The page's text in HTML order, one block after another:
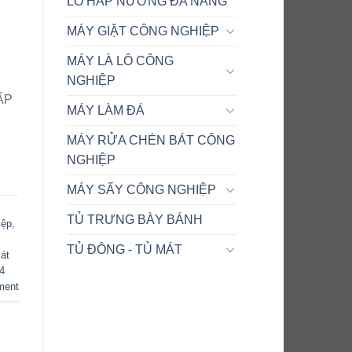
MÁY GIẶT CÔNG NGHIỆP
MÁY LÀ LÔ CÔNG
NGHIỆP
MÁY LÀM ĐÁ
MÁY RỬA CHÉN BÁT CÔNG
NGHIỆP
MÁY SẤY CÔNG NGHIỆP
TỦ TRƯNG BÀY BÁNH
TỦ ĐÔNG - TỦ MÁT